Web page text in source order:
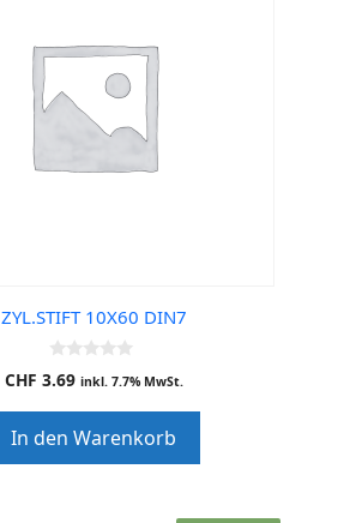
ZYL.STIFT 10X60 DIN7
0
o
o
f
5
CHF 3.69 inkl. 7.7% MwSt.
In den Warenkorb